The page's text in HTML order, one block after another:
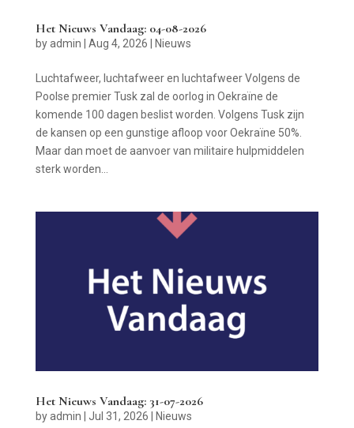
Het Nieuws Vandaag: 04-08-2026
byadmin Aug 4, 2026 Nieuws
Luchtafweer, luchtafweer en luchtafweer Volgens de
Poolse premier Tusk zal de oorlog in Oekraïne de
komende 100 dagen beslist worden. Volgens Tusk zijn
de kansen op een gunstige afloop voor Oekraïne 50%.
Maar dan moet de aanvoer van militaire hulpmiddelen
sterk worden...
Het Nieuws Vandaag: 31-07-2026
byadmin Jul 31, 2026 Nieuws